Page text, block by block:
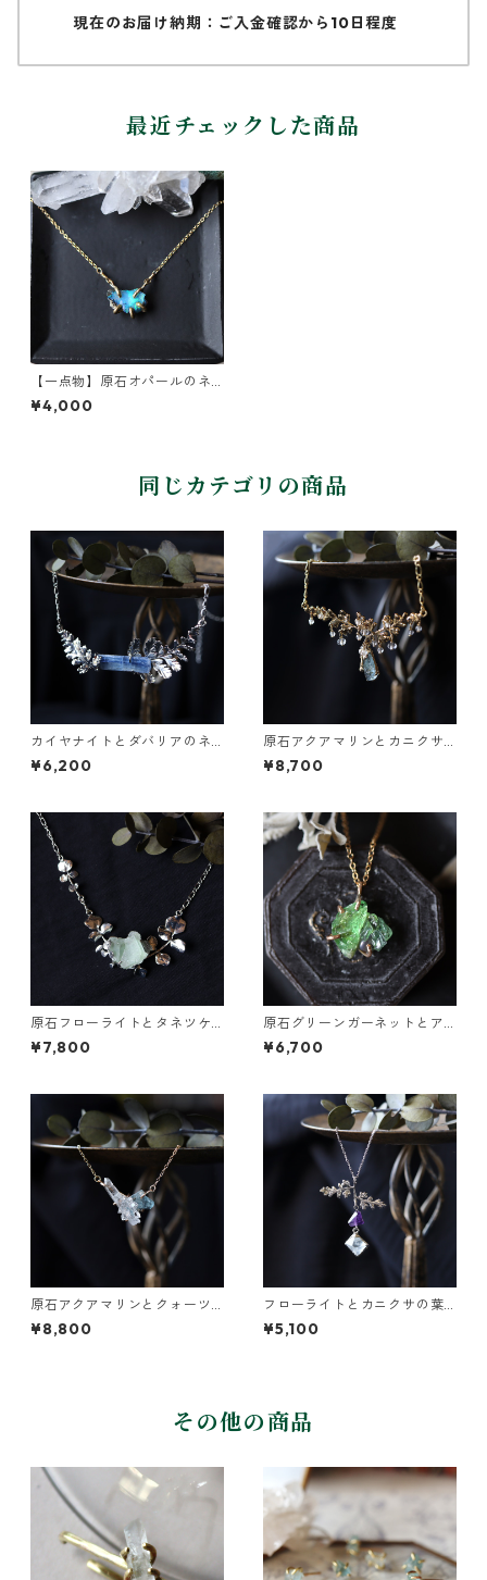
現在のお届け納期：ご入金確認から10日程度
最近チェックした商品
【一点物】原石オパールのネ
ックレス
¥4,000
同じカテゴリの商品
カイヤナイトとダバリアのネ
ックレス
¥6,200
原石アクアマリンとカニクサ
の葉の雫ネックレス
¥8,700
原石フローライトとタネツケ
バナのネックレス
¥7,800
原石グリーンガーネットとア
パタイトのネックレス
¥6,700
原石アクアマリンとクォーツ
のネックレス
¥8,800
フローライトとカニクサの葉
ネックレス
¥5,100
その他の商品